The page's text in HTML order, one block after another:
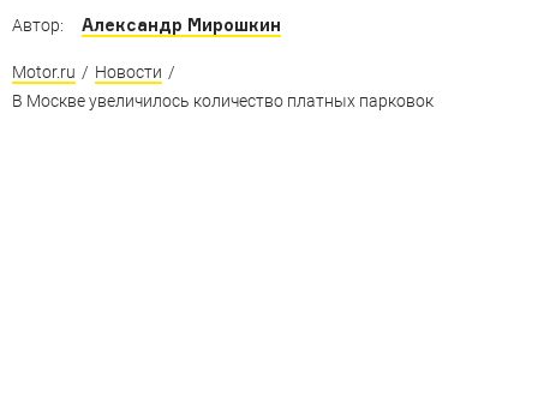
Автор: Александр Мирошкин
Motor.ru / Новости /
В Москве увеличилось количество платных парковок